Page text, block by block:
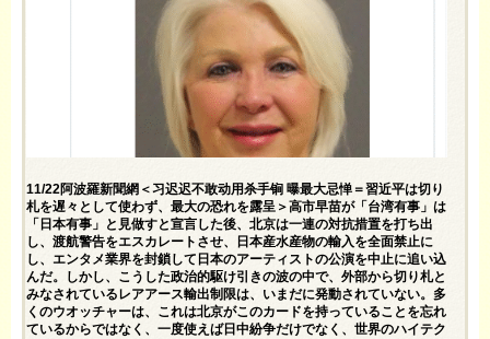
11/22阿波羅新聞網＜习迟迟不敢动用杀手锏 曝最大忌惮＝習近平は切り
札を遅々として使わず、最大の恐れを露呈＞高市早苗が「台湾有事」は
「日本有事」と見做すと宣言した後、北京は一連の対抗措置を打ち出
し、渡航警告をエスカレートさせ、日本産水産物の輸入を全面禁止に
し、エンタメ業界を封鎖して日本のアーティストの公演を中止に追い込
んだ。しかし、こうした政治的駆け引きの波の中で、外部から切り札と
みなされているレアアース輸出制限は、いまだに発動されていない。多
くのウオッチャーは、これは北京がこのカードを持っていることを忘れ
ているからではなく、一度使えば日中紛争だけでなく、世界のハイテク